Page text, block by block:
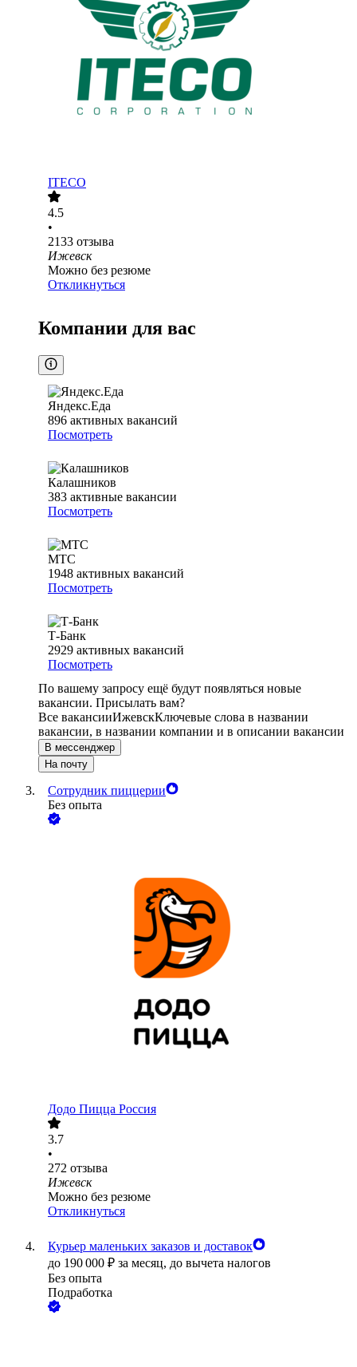
ITECO
4.5
•
2133 отзыва
Ижевск
Можно без резюме
Откликнуться
Компании для вас
Яндекс.Еда
896 активных вакансий
Посмотреть
Калашников
383 активные вакансии
Посмотреть
МТС
1948 активных вакансий
Посмотреть
Т-Банк
2929 активных вакансий
Посмотреть
По вашему запросу ещё будут появляться новые
вакансии. Присылать вам?
Все вакансииИжевскКлючевые слова в названии
вакансии, в названии компании и в описании вакансии
В мессенджер
На почту
Сотрудник пиццерии
Без опыта
Додо Пицца Россия
3.7
•
272 отзыва
Ижевск
Можно без резюме
Откликнуться
Курьер маленьких заказов и доставок
до 190 000 ₽ за месяц, до вычета налогов
Без опыта
Подработка